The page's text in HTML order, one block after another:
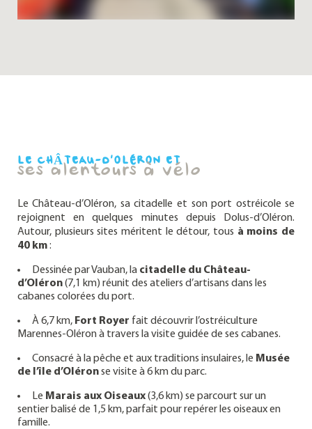
LE CHÂTEAU-D’OLÉRON ET
ses alentours à vélo
Le Château-d’Oléron, sa citadelle et son port ostréicole se
rejoignent en quelques minutes depuis Dolus-d’Oléron.
Autour, plusieurs sites méritent le détour, tous à moins de
40 km:
Dessinée par Vauban, la citadelle du Château-
d’Oléron(7,1 km) réunit des ateliers d’artisans dans les
cabanes colorées du port.
À 6,7 km, Fort Royer fait découvrir l’ostréiculture
Marennes-Oléron à travers la visite guidée de ses cabanes.
Consacré à la pêche et aux traditions insulaires, le Musée
de l’île d’Oléronse visite à 6 km du parc.
Le Marais aux Oiseaux(3,6 km) se parcourt sur un
sentier balisé de 1,5 km, parfait pour repérer les oiseaux en
famille.